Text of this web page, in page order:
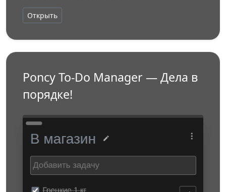
Открыть
Poncy To-Do Manager — Дела в
порядке!